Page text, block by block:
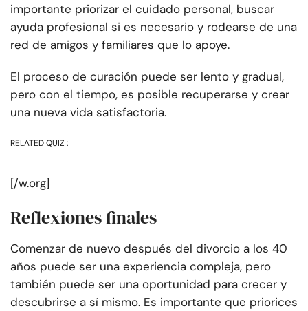
importante priorizar el cuidado personal, buscar
ayuda profesional si es necesario y rodearse de una
red de amigos y familiares que lo apoye.
El proceso de curación puede ser lento y gradual,
pero con el tiempo, es posible recuperarse y crear
una nueva vida satisfactoria.
RELATED QUIZ :
[/w.org]
Reflexiones finales
Comenzar de nuevo después del divorcio a los 40
años puede ser una experiencia compleja, pero
también puede ser una oportunidad para crecer y
descubrirse a sí mismo. Es importante que priorices